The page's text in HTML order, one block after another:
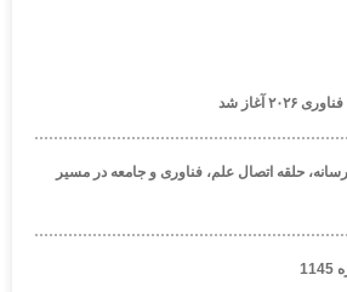
آغاز شد
حلقه اتصال علم، فناوری و جامعه در مسیر